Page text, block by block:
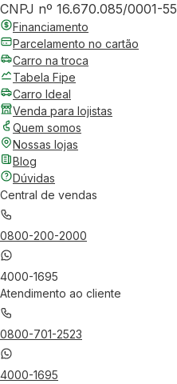
CNPJ nº 16.670.085/0001-55
Financiamento
Parcelamento no cartão
Carro na troca
Tabela Fipe
Carro Ideal
Venda para lojistas
Quem somos
Nossas lojas
Blog
Dúvidas
Central de vendas
0800-200-2000
4000-1695
Atendimento ao cliente
0800-701-2523
4000-1695